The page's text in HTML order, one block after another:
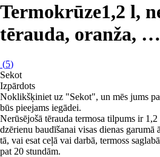
Termokrūze1,2 l,
tērauda, oranža, …
(5)
Sekot
Izpārdots
Noklikšķiniet uz "Sekot", un mēs jums
būs pieejams iegādei.
Nerūsējošā tērauda termosa tilpums ir
dzērienu baudīšanai visas dienas
tā, vai esat ceļā vai darbā, termoss
pat 20 stundām.